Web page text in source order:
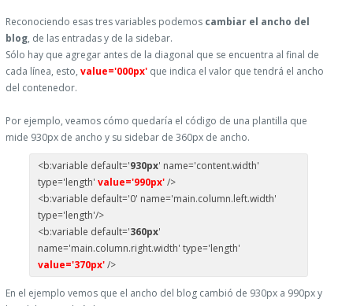
Reconociendo esas tres variables podemos cambiar el ancho del
blog, de las entradas y de la sidebar.
Sólo hay que agregar antes de la diagonal que se encuentra al final de
cada línea, esto, value='000px' que indica el valor que tendrá el ancho
del contenedor.
Por ejemplo, veamos cómo quedaría el código de una plantilla que
mide 930px de ancho y su sidebar de 360px de ancho.
<b:variable default='930px' name='content.width'
type='length' value='990px'/>
<b:variable default='0' name='main.column.left.width'
type='length'/>
<b:variable default='360px'
name='main.column.right.width' type='length'
value='370px'/>
En el ejemplo vemos que el ancho del blog cambió de 930px a 990px y